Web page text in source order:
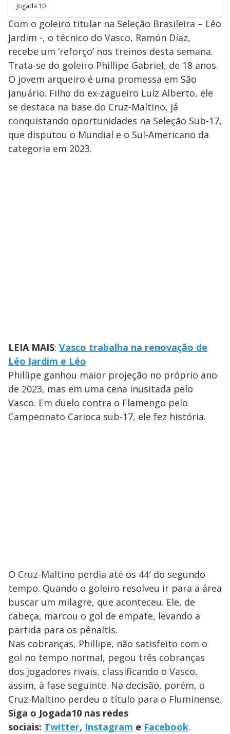
Jogada 10
Com o goleiro titular na Seleção Brasileira – Léo
Jardim -, o técnico do Vasco, Ramón Díaz,
recebe um ‘reforço’ nos treinos desta semana.
Trata-se do goleiro Phillipe Gabriel, de 18 anos.
O jovem arqueiro é uma promessa em São
Januário. Filho do ex-zagueiro Luiz Alberto, ele
se destaca na base do Cruz-Maltino, já
conquistando oportunidades na Seleção Sub-17,
que disputou o Mundial e o Sul-Americano da
categoria em 2023.
LEIA MAIS: Vasco trabalha na renovação de
Léo Jardim e Léo
Phillipe ganhou maior projeção no próprio ano
de 2023, mas em uma cena inusitada pelo
Vasco. Em duelo contra o Flamengo pelo
Campeonato Carioca sub-17, ele fez história.
O Cruz-Maltino perdia até os 44′ do segundo
tempo. Quando o goleiro resolveu ir para a área
buscar um milagre, que aconteceu. Ele, de
cabeça, marcou o gol de empate, levando a
partida para os pênaltis.
Nas cobranças, Phillipe, não satisfeito com o
gol no tempo normal, pegou três cobranças
dos jogadores rivais, classificando o Vasco,
assim, à fase seguinte. Na decisão, porém, o
Cruz-Maltino perdeu o título para o Fluminense.
Siga o Jogada10 nas redes
sociais: Twitter, Instagram e Facebook.